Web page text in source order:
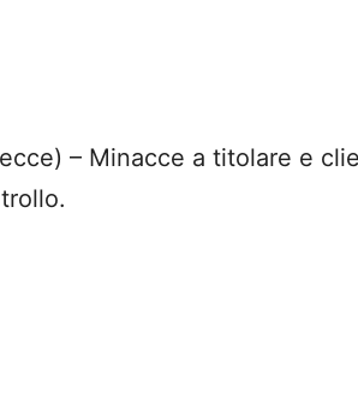
– Minacce a titolare e